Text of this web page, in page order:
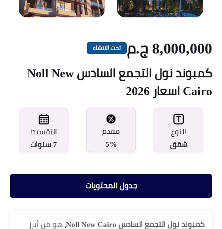
8,000,000 ج.م تحت الانشاء
كمبوند نول التجمع السادس Noll New
Cairo اسعار 2026
النوع
شقق
مقدم
5%
التقسيط
7 سنوات
جدول المحتويات
كمبوند نول التجمع السادس Noll New Cairo،
هو من أبرز